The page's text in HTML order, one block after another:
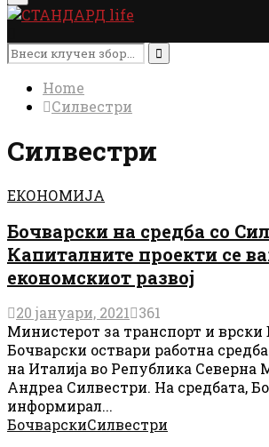
Menu
Search
for:
Search
Home
Силвестри
Силвестри
ЕКОНОМИЈА
Бочварски на средба со
Капиталните проекти се
економскиот развој
20 јануари, 2021 361
Министерот за транспорт и врски
Бочварски оствари работна
на Италија во Република Северна
Андреа Силвестри. На средбата,
информирал...
БочварскиСилвестри